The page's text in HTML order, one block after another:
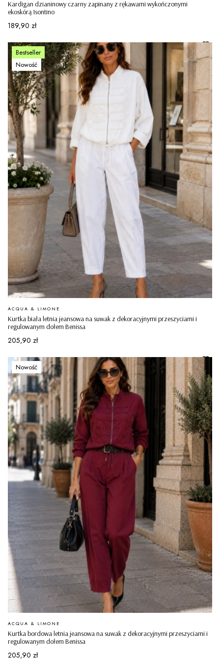
Kardigan dzianinowy czarny zapinany z rękawami wykończonymi
ekoskórą Isontino
Cena
189,90 zł
Bestseller
Nowość
Kurtka biała letnia jeansowa na suwak z dekoracyjnymi przeszyciami i
regulowanym dołem Benissa
PRODUCENT
ACQUA & LIMONE
Cena
205,90 zł
Nowość
Kurtka bordowa letnia jeansowa na suwak z dekoracyjnymi przeszyciami i
regulowanym dołem Benissa
PRODUCENT
ACQUA & LIMONE
Cena
205,90 zł